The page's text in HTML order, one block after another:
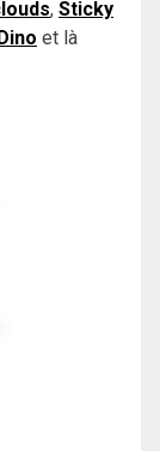
, Sticky
et là